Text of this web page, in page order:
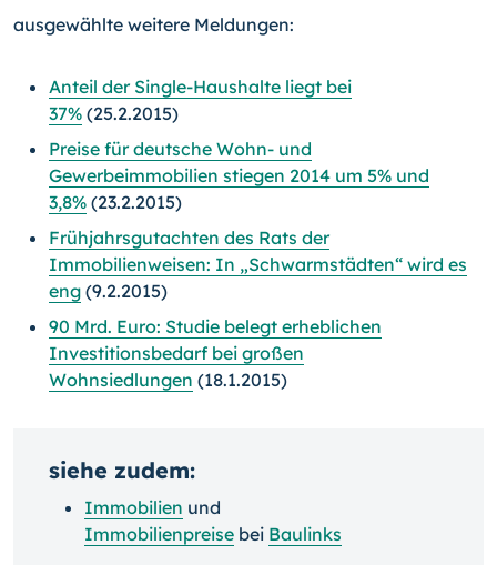
ausgewählte weitere Meldungen:
Anteil der Single-Haushalte liegt bei
37% (25.2.2015)
Preise für deutsche Wohn- und
Gewerbeimmobilien stiegen 2014 um 5% und
3,8% (23.2.2015)
Frühjahrsgutachten des Rats der
Immobilienweisen: In „Schwarmstädten“ wird es
eng (9.2.2015)
90 Mrd. Euro: Studie belegt erheblichen
Investitionsbedarf bei großen
Wohnsiedlungen (18.1.2015)
siehe zudem:
Immobilien und
Immobilienpreise bei Baulinks